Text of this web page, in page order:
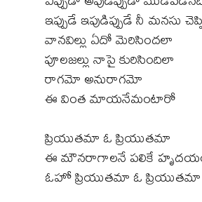
ఇప్పుడే ఇపుడిప్పుడే నీ మనసు
వానవిల్లు ఏదో మెరిసిందలా
పూలజల్లు నాపై కురిసిందిలా
రాగమో అనురాగమో
ఈ వింత మాయనేమంటారో
ప్రియుతమా ఓ ప్రియుతమా
ఈ మౌనరాగాలనే పలికే
ఓహో ప్రియుతమా ఓ ప్రియుతమా